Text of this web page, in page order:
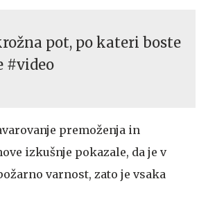
pot, po kateri boste
#video
premoženja in
izkušnje pokazale, da je v
varnost, zato je vsaka